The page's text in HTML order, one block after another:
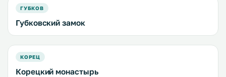
ГУБКОВ
Губковский замок
КОРЕЦ
Корецкий монастырь